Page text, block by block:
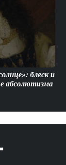
блеск и
абсолютизма